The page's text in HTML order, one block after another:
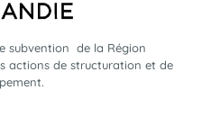
subvention de la Région
actions de structuration et de